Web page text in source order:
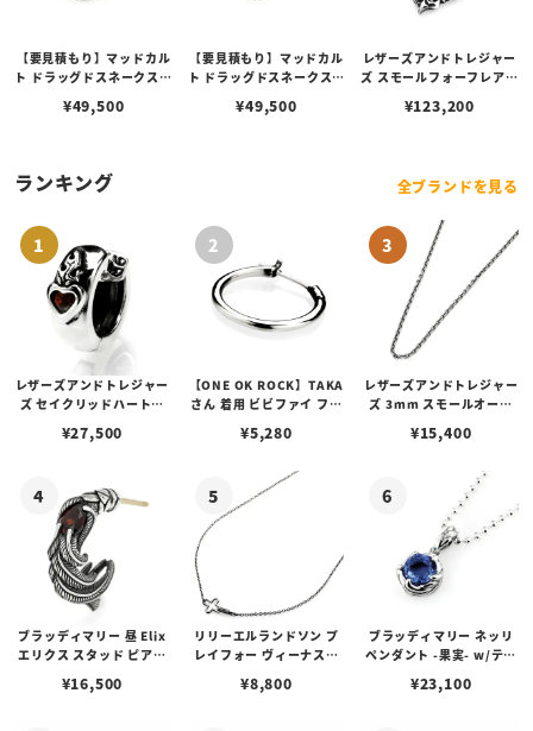
【要見積もり】マッドカル
ト ドラッグドスネークスタ
w/ゴールドメルティング
¥49,500
【要見積もり】マッドカル
ト ドラッグドスネークスタ
w/ゴールドメルティング
¥49,500
レザーズアンドトレジャー
ズ スモールフォーフレアデ
トーンクロス w/ダイヤモ
¥123,200
ランキング 全ブランドを見る
レザーズアンドトレジャー
ズ セイクリッドハートピ
¥27,500
【ONE OK ROCK】TAKA
さん 着用 ビビファイ フー
¥5,280
レザーズアンドトレジャー
ズ 3mm スモールオーバ
ブスタークラスプ＆LTロ
¥15,400
ブラッディマリー 昼 Elix
エリクス スタッド ピアス
¥16,500
リリーエルランドソン プ
レイフォー ヴィーナスチ
¥8,800
ブラッディマリー ネッリ
ペンダント -果実- w/ティ
¥23,100